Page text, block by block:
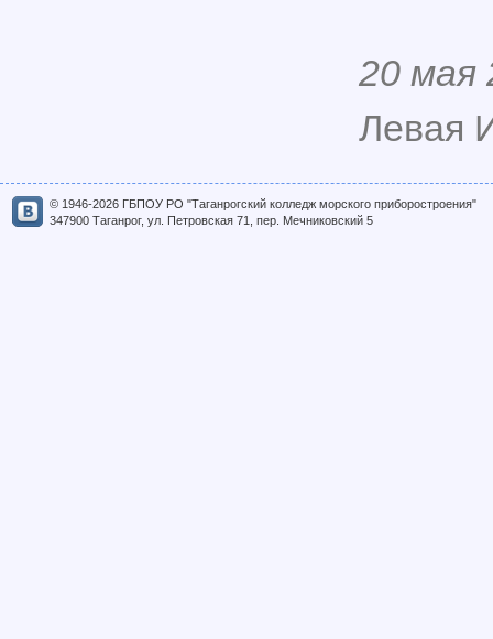
20 мая
Левая
© 1946-2026 ГБПОУ РО "Таганрогский колледж морского приборостроения"
347900 Таганрог, ул. Петровская 71, пер. Мечниковский 5